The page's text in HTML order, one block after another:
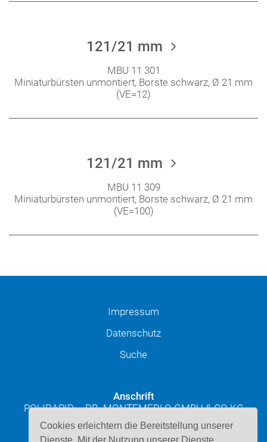
Cookies erleichtern die Bereitstellung unserer
Dienste. Mit der Nutzung unserer Dienste
121/21 mm
MBU 11 301
Miniaturbürsten unmontiert, Borste schwarz, Ø 21 mm
(VE=12)
121/21 mm
MBU 11 309
Miniaturbürsten unmontiert, Borste schwarz, Ø 21 mm
(VE=100)
Impressum
Datenschutz
Suche
Anschrift
POLIRAPID – DR. MONTEMERLO GMBH & CO KG
Josef-Schüttler-Straße 49
D-78224 Singen